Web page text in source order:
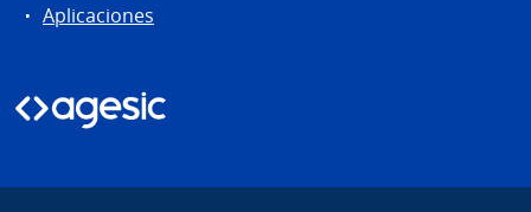
Aplicaciones